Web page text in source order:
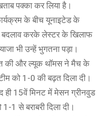
पक्‍का कर लिया है।
के बीच यूनाइटेड के
करके लेस्टर के खिलाफ
भी उन्हें भुगतना पड़ा।
और ल्‍यूक थॉमस ने मैच के
को 1-0 की बढ़त दिला दी।
ही 15वें मिनट में मेसन ग्रीनवुड
1 से बराबरी दिला दी।